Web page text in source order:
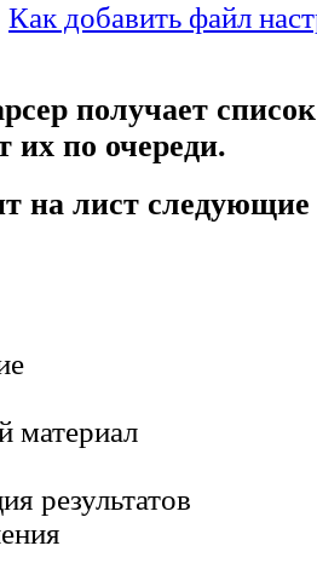
Как добавить файл
получает
их по очереди.
на лист
материал
результатов